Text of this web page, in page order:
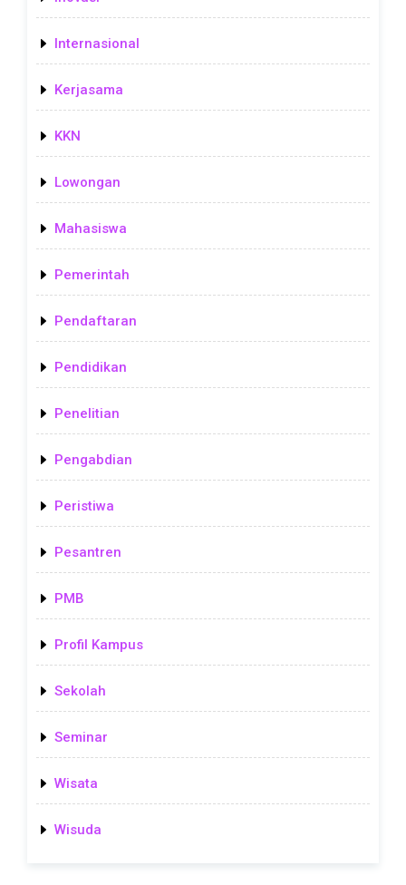
Internasional
Kerjasama
KKN
Lowongan
Mahasiswa
Pemerintah
Pendaftaran
Pendidikan
Penelitian
Pengabdian
Peristiwa
Pesantren
PMB
Profil Kampus
Sekolah
Seminar
Wisata
Wisuda